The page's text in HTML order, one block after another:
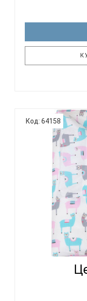
родитель
ребенок
кровати. И
веселый
стиркам –
Код: 64158
ВОМБАТИК